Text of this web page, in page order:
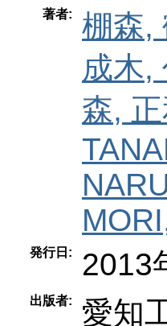
著者:
棚森,
成木,
森,
発行日: 2013
出版者: 愛知